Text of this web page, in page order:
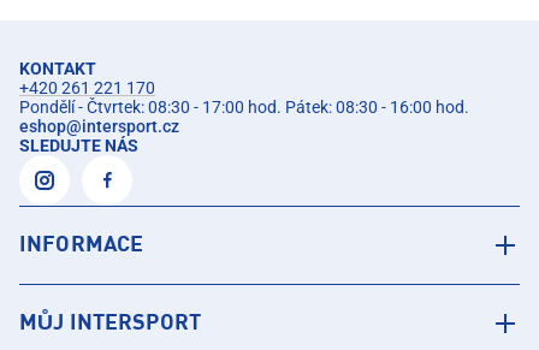
KONTAKT
+420 261 221 170
Pondělí - Čtvrtek: 08:30 - 17:00 hod. Pátek: 08:30 - 16:00 hod.
eshop@intersport.cz
SLEDUJTE NÁS
INFORMACE
MŮJ INTERSPORT